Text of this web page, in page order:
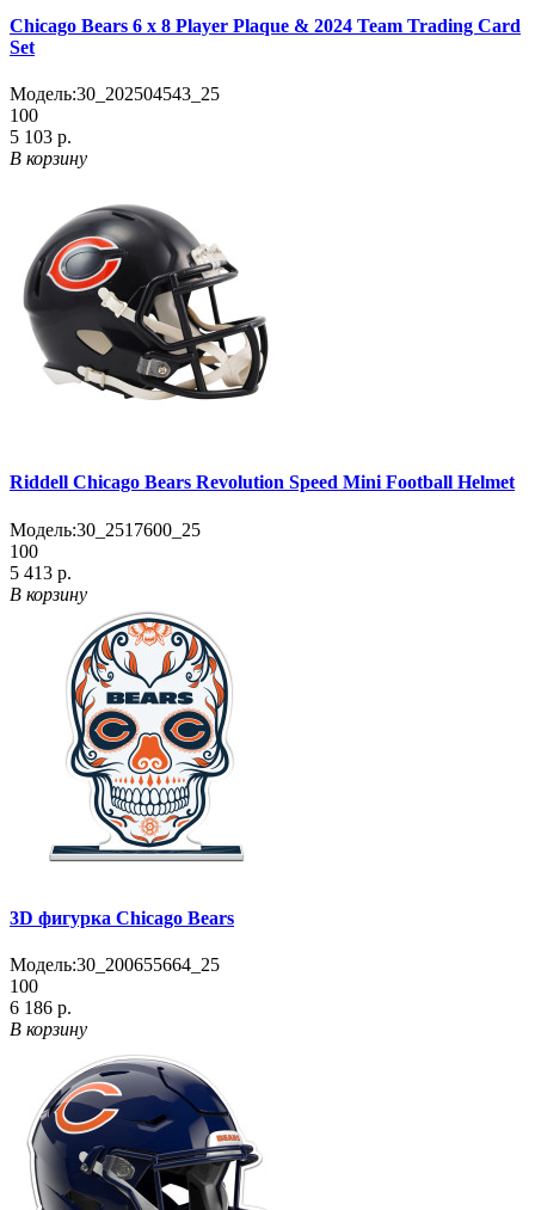
Chicago Bears 6 x 8 Player Plaque & 2024 Team Trading Card
Set
Модель:30_202504543_25
100
5 103 р.
В корзину
Riddell Chicago Bears Revolution Speed Mini Football Helmet
Модель:30_2517600_25
100
5 413 р.
В корзину
3D фигурка Chicago Bears
Модель:30_200655664_25
100
6 186 р.
В корзину